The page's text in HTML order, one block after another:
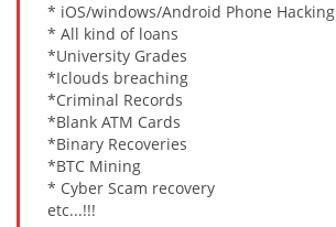
* iOS/windows/Android Phone Hacking
* All kind of loans
*University Grades
*Iclouds breaching
*Criminal Records
*Blank ATM Cards
*Binary Recoveries
*BTC Mining
* Cyber Scam recovery
etc...!!!